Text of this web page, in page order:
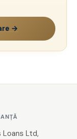
→
Ltd,